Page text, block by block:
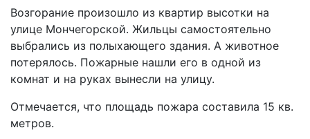
Возгорание произошло из квартир высотки на
улице Мончегорской. Жильцы самостоятельно
выбрались из полыхающего здания. А животное
потерялось. Пожарные нашли его в одной из
комнат и на руках вынесли на улицу.
Отмечается, что площадь пожара составила 15 кв.
метров.